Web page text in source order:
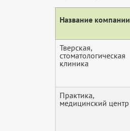
Название компании
Тверская,
стоматологическая
клиника
Практика,
медицинский центр